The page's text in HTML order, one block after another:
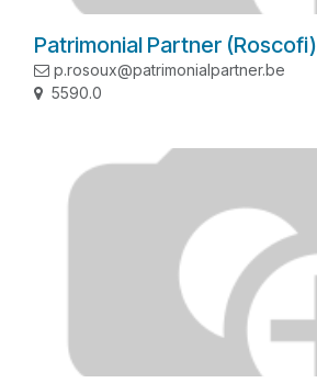
Patrimonial Partner (Roscofi)
p.rosoux@patrimonialpartner.be
5590.0